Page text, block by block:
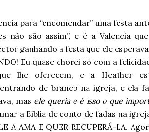
para “encomendar” uma festa
não são assim”, e é a Valencia
ganhando a festa que ele esperava
Eu quase chorei só com a
lhe oferecem, e a Heather
de branco na igreja, e ela
mas ele queria e é isso o que
a Bíblia de conto de fadas na
AMA E QUER RECUPERÁ-LA.